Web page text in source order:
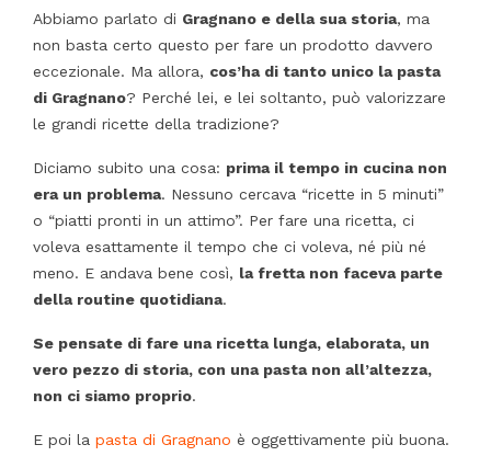
Abbiamo parlato di Gragnano e della sua storia, ma
non basta certo questo per fare un prodotto davvero
eccezionale. Ma allora, cos’ha di tanto unico la pasta
di Gragnano? Perché lei, e lei soltanto, può valorizzare
le grandi ricette della tradizione?
Diciamo subito una cosa: prima il tempo in cucina non
era un problema. Nessuno cercava “ricette in 5 minuti”
o “piatti pronti in un attimo”. Per fare una ricetta, ci
voleva esattamente il tempo che ci voleva, né più né
meno. E andava bene così, la fretta non faceva parte
della routine quotidiana.
Se pensate di fare una ricetta lunga, elaborata, un
vero pezzo di storia, con una pasta non all’altezza,
non ci siamo proprio.
E poi la pasta di Gragnano è oggettivamente più buona.